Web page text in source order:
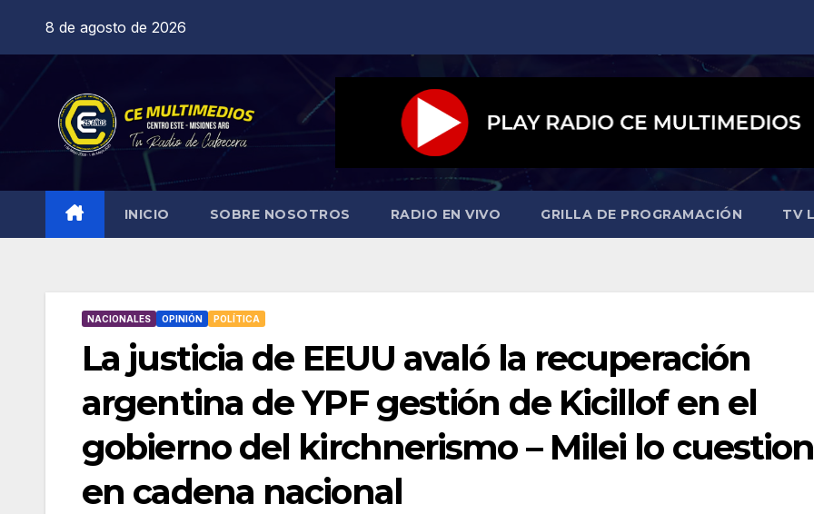
8 de agosto de 2026
INICIO SOBRE NOSOTROS RADIO EN VIVO GRILLA DE PROGRAMACIÓN TV
NACIONALES OPINIÓN POLÍTICA
La justicia de EEUU avaló la recuperación
argentina de YPF gestión de Kicillof en el
gobierno del kirchnerismo – Milei lo
en cadena nacional